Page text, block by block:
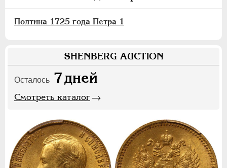
Полтина 1725 года Петра 1
SHENBERG AUCTION
Осталось 7дней
Смотреть каталог